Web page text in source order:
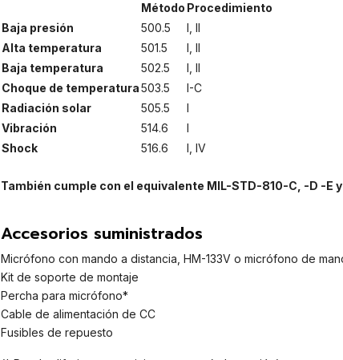
Método Procedimiento
Baja presión
500.5
I, II
Alta temperatura
501.5
I, II
Baja temperatura
502.5
I, II
Choque de temperatura503.5
I-C
Radiación solar
505.5
I
Vibración
514.6
I
Shock
516.6 I, IV
También cumple con el equivalente MIL-STD-810-C, -D -E y
Accesorios suministrados
Micrófono con mando a distancia, HM-133V o micrófono de
Kit de soporte de montaje
Percha para micrófono*
Cable de alimentación de CC
Fusibles de repuesto